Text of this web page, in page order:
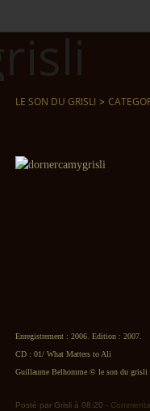
LE SON DU GRISLI >
Enregistrement : 2006. Edition : 2007.
CD : 01/ What Matters to Ali
Guillaume Belhomme © le son du grisli
Posté par Grisli à 08:20 -